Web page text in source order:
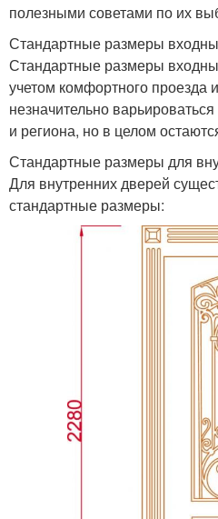
полезными советами по их
Стандартные размеры
Стандартные размеры
учетом комфортного проезда
незначительно
и региона, но в целом
Стандартные размеры для
Для внутренних дверей
стандартные размеры: